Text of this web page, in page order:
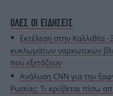
ΟΛΕΣ ΟΙ ΕΙΔΗΣΕΙΣ
Εκτέλεση στην Καλλιθέα
κυκλωμάτων ναρκωτικών
που εξετάζουν
Ανάλυση CNN για την
Ρωσίας: Τι κρύβεται πίσω